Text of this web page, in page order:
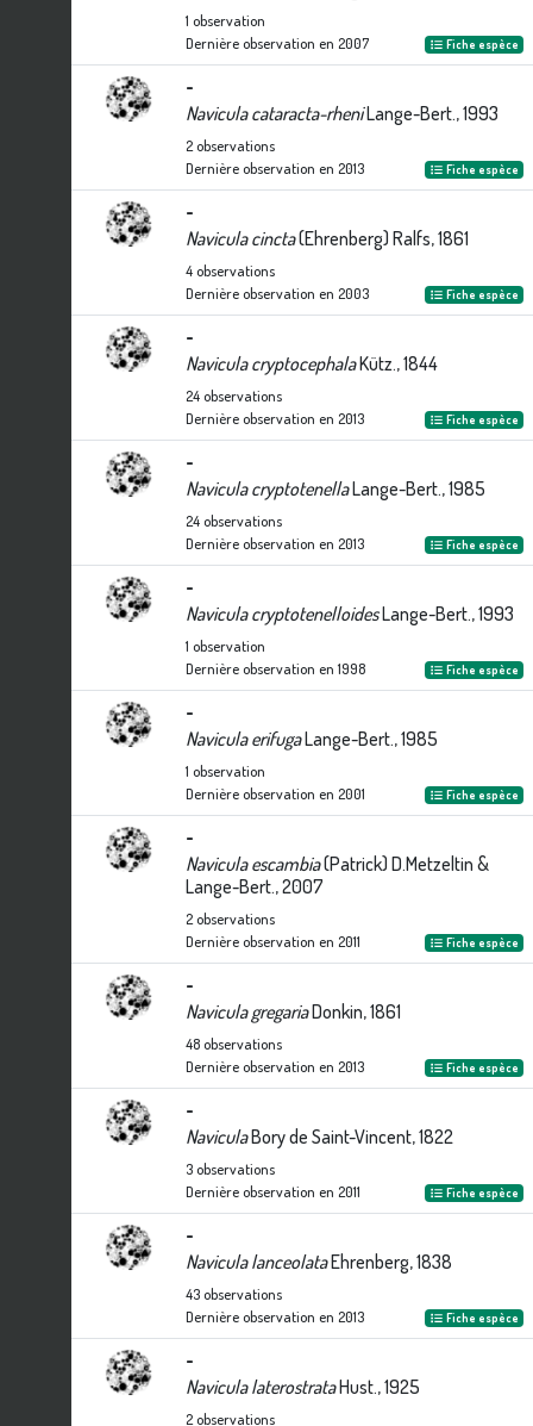
1 observation
Dernière observation en 2007 Fiche espèce
-
Navicula cataracta-rheniLange-Bert., 1993
2observations
Dernière observation en 2013 Fiche espèce
-
Navicula cincta(Ehrenberg) Ralfs, 1861
4observations
Dernière observation en 2003 Fiche espèce
-
Navicula cryptocephalaKütz., 1844
24observations
Dernière observation en 2013 Fiche espèce
-
Navicula cryptotenellaLange-Bert., 1985
24observations
Dernière observation en 2013 Fiche espèce
-
Navicula cryptotenelloidesLange-Bert., 1993
1 observation
Dernière observation en 1998 Fiche espèce
-
Navicula erifugaLange-Bert., 1985
1 observation
Dernière observation en 2001 Fiche espèce
-
Navicula escambia(Patrick) D.Metzeltin &
Lange-Bert., 2007
2observations
Dernière observation en 2011 Fiche espèce
-
Navicula gregariaDonkin, 1861
48observations
Dernière observation en 2013 Fiche espèce
-
NaviculaBory de Saint-Vincent, 1822
3observations
Dernière observation en 2011 Fiche espèce
-
Navicula lanceolataEhrenberg, 1838
43observations
Dernière observation en 2013 Fiche espèce
-
Navicula laterostrataHust., 1925
2observations